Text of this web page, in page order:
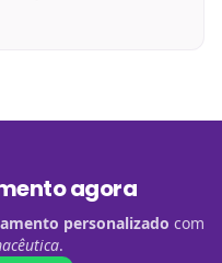
agora
personalizado com
.